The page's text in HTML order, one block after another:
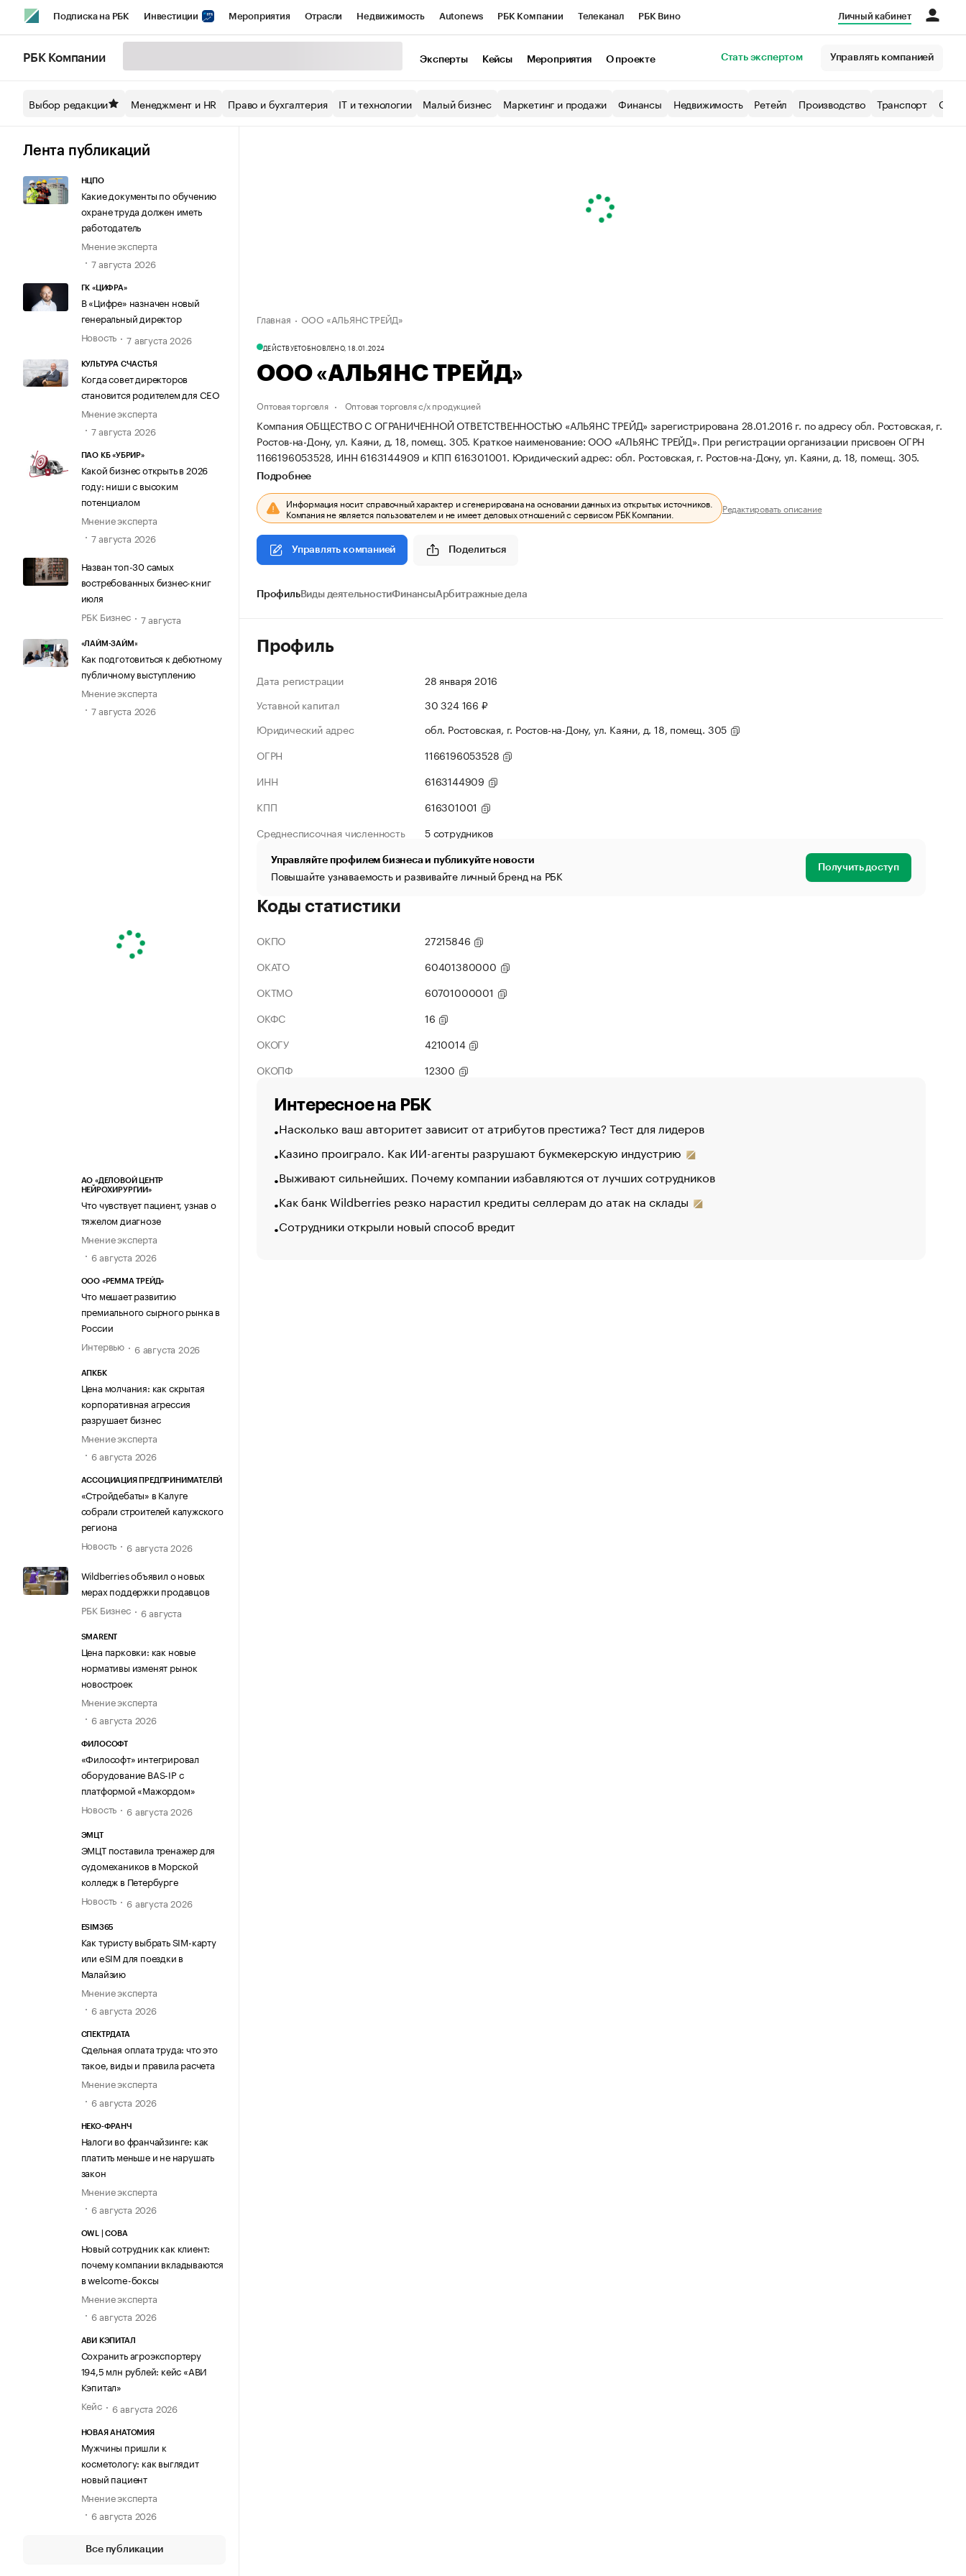
Подписка на РБК Инвестиции Мероприятия Отрасли Недвижимость Autonews РБК Компании Телеканал РБК Вино
Спецпроекты СПб Конференции СПб Спецпроекты Экономика Бизнес
Технологии и медиа
Личный кабинет
РБК Компании Эксперты Кейсы Мероприятия О проекте Стать экспертом Управлять компанией
Выбор редакции Менеджмент и HR Право и бухгалтерия IT и технологии Малый бизнес Маркетинг и продажи Финансы Недвижимость Ретейл Производство Транспорт
Лента публикаций
НЦПО
Какие документы по обучению
охране труда должен иметь
работодатель
Мнение эксперта
7 августа 2026
ГК «ЦИФРА»
В «Цифре» назначен новый
генеральный директор
Новость
7 августа 2026
КУЛЬТУРА СЧАСТЬЯ
Когда совет директоров
становится родителем для CEO
Мнение эксперта
7 августа 2026
ПАО КБ «УБРИР»
Какой бизнес открыть в 2026
году: ниши с высоким
потенциалом
Мнение эксперта
7 августа 2026
Назван топ-30 самых
востребованных бизнес-книг
июля
РБК Бизнес
7 августа
«ЛАЙМ-ЗАЙМ»
Как подготовиться к дебютному
публичному выступлению
Мнение эксперта
7 августа 2026
АО «ДЕЛОВОЙ ЦЕНТР
НЕЙРОХИРУРГИИ»
Что чувствует пациент, узнав о
тяжелом диагнозе
Мнение эксперта
6 августа 2026
ООО «РЕММА ТРЕЙД»
Что мешает развитию
премиального сырного рынка в
России
Интервью
6 августа 2026
АПКБК
Цена молчания: как скрытая
корпоративная агрессия
разрушает бизнес
Мнение эксперта
6 августа 2026
АССОЦИАЦИЯ ПРЕДПРИНИМАТЕЛЕЙ
«Стройдебаты» в Калуге
собрали строителей калужского
региона
Новость
6 августа 2026
Wildberries объявил о новых
мерах поддержки продавцов
РБК Бизнес
6 августа
SMARENT
Цена парковки: как новые
нормативы изменят рынок
новостроек
Мнение эксперта
6 августа 2026
ФИЛОСОФТ
«Философт» интегрировал
оборудование BAS-IP с
платформой «Мажордом»
Новость
6 августа 2026
ЭМЦТ
ЭМЦТ поставила тренажер для
судомехаников в Морской
колледж в Петербурге
Новость
6 августа 2026
ESIM365
Как туристу выбрать SIM-карту
или eSIM для поездки в
Малайзию
Мнение эксперта
6 августа 2026
СПЕКТРДАТА
Сдельная оплата труда: что это
такое, виды и правила расчета
Мнение эксперта
6 августа 2026
НЕКО-ФРАНЧ
Налоги во франчайзинге: как
платить меньше и не нарушать
закон
Мнение эксперта
6 августа 2026
OWL | СОВА
Новый сотрудник как клиент:
почему компании вкладываются
в welcome-боксы
Мнение эксперта
6 августа 2026
АВИ КЭПИТАЛ
Сохранить агроэкспортеру
194,5 млн рублей: кейс «АВИ
Кэпитал»
Кейс
6 августа 2026
НОВАЯ АНАТОМИЯ
Мужчины пришли к
косметологу: как выглядит
новый пациент
Мнение эксперта
6 августа 2026
Все публикации
Главная ООО «АЛЬЯНС ТРЕЙД»
ДЕЙСТВУЕТОБНОВЛЕНО, 18.01.2024
ООО «АЛЬЯНС ТРЕЙД»
Оптовая торговля Оптовая торговля с/х продукцией
Компания ОБЩЕСТВО С ОГРАНИЧЕННОЙ ОТВЕТСТВЕННОСТЬЮ «АЛЬЯНС ТРЕЙД» зарегистрирована 28.01.2016 г. по адресу обл. Ростовская, г.
Ростов-на-Дону, ул. Каяни, д. 18, помещ. 305. Краткое наименование: ООО «АЛЬЯНС ТРЕЙД». При регистрации организации присвоен ОГРН
1166196053528, ИНН 6163144909 и КПП 616301001. Юридический адрес: обл. Ростовская, г. Ростов-на-Дону, ул. Каяни, д. 18, помещ. 305.
Подробнее
Информация носит справочный характер и сгенерирована на основании данных из открытых источников.
Компания не является пользователем и не имеет деловых отношений с сервисом РБК Компании. Редактировать описание
Управлять компанией Поделиться
ПрофильВиды деятельностиФинансыАрбитражные дела
Профиль
Дата регистрации
28 января 2016
Уставной капитал
30 324 166 ₽
Юридический адрес
обл. Ростовская, г. Ростов-на-Дону, ул. Каяни, д. 18, помещ. 305
ОГРН
1166196053528
ИНН
6163144909
КПП
616301001
Среднесписочная численность
5 сотрудников
Управляйте профилем бизнеса и публикуйте новости
Повышайте узнаваемость и развивайте личный бренд на РБК Получить доступ
Коды статистики
ОКПО
27215846
ОКАТО
60401380000
ОКТМО
60701000001
ОКФС
16
ОКОГУ
4210014
ОКОПФ
12300
Интересное на РБК
Насколько ваш авторитет зависит от атрибутов престижа? Тест для лидеров
Казино проиграло. Как ИИ-агенты разрушают букмекерскую индустрию
Выживают сильнейших. Почему компании избавляются от лучших сотрудников
Как банк Wildberries резко нарастил кредиты селлерам до атак на склады
Сотрудники открыли новый способ вредит